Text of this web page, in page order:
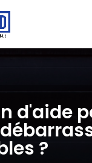
d'aide
?